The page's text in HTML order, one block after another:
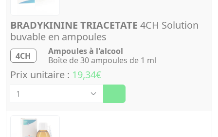
BRADYKININE TRIACETATE 4CH Solution
buvable en ampoules
4CH
Ampoules à l'alcool
Boîte de 30 ampoules de 1 ml
Prix unitaire : 19,34€